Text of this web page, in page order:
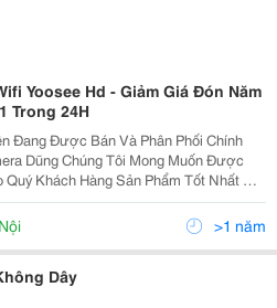
Yoosee Hd - Giảm Giá Đón Năm
Trong 24H
Đang Được Bán Và Phân Phối Chính
Mong Muốn Được
Quý Khách Hàng Sản Phẩm Tốt Nhất Với
Độ Hậu Mãi Tốt Nhất. Để Tham
Hàng Trực Tiếp, Quý Khách Có Thể Qua
>1 năm
Dây